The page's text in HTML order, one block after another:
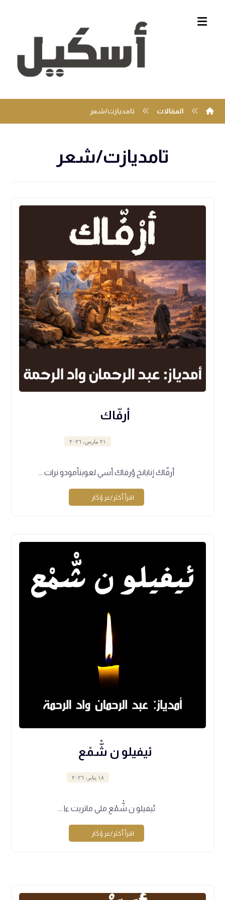
المقالات تامديازت/شعر
تامديازت/شعر
أرفّاك
٢١ مارس، ٢٠٢٦
أرفّاك إنايانخ ؤرفاك أسي لعوينأمودو نرات ...
اقرأ أكثر/غر ؤكَار
ئيفيلو ن شّْمْع
١٨ يناير، ٢٠٢٦
ئيفيلو ن شّْمْع ملي ماتريت ءا ...
اقرأ أكثر/غر ؤكَار